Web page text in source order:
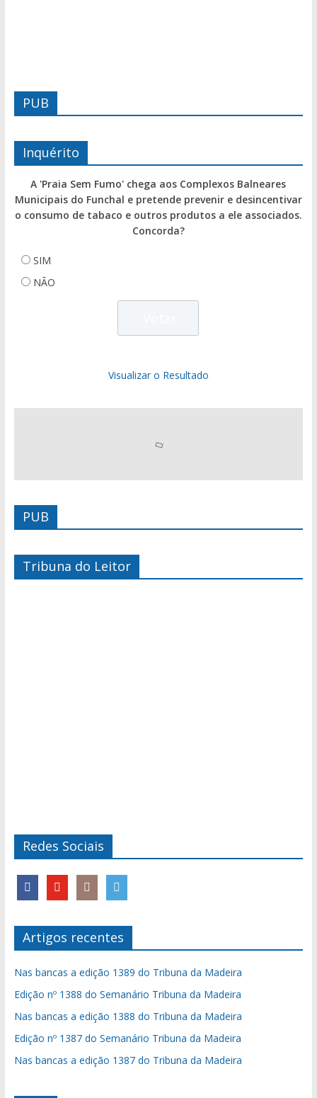
PUB
Inquérito
A 'Praia Sem Fumo' chega aos Complexos Balneares
Municipais do Funchal e pretende prevenir e desincentivar
o consumo de tabaco e outros produtos a ele associados.
Concorda?
SIM
NÃO
Visualizar o Resultado
PUB
Tribuna do Leitor
Redes Sociais
Artigos recentes
Nas bancas a edição 1389 do Tribuna da Madeira
Edição nº 1388 do Semanário Tribuna da Madeira
Nas bancas a edição 1388 do Tribuna da Madeira
Edição nº 1387 do Semanário Tribuna da Madeira
Nas bancas a edição 1387 do Tribuna da Madeira